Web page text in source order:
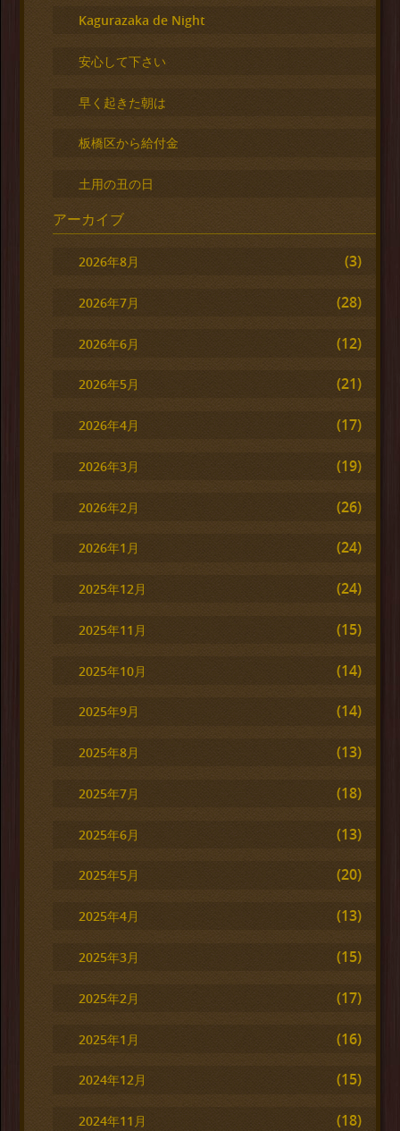
Kagurazaka de Night
安心して下さい
早く起きた朝は
板橋区から給付金
土用の丑の日
アーカイブ
2026年8月 (3)
2026年7月 (28)
2026年6月 (12)
2026年5月 (21)
2026年4月 (17)
2026年3月 (19)
2026年2月 (26)
2026年1月 (24)
2025年12月 (24)
2025年11月 (15)
2025年10月 (14)
2025年9月 (14)
2025年8月 (13)
2025年7月 (18)
2025年6月 (13)
2025年5月 (20)
2025年4月 (13)
2025年3月 (15)
2025年2月 (17)
2025年1月 (16)
2024年12月 (15)
2024年11月 (18)